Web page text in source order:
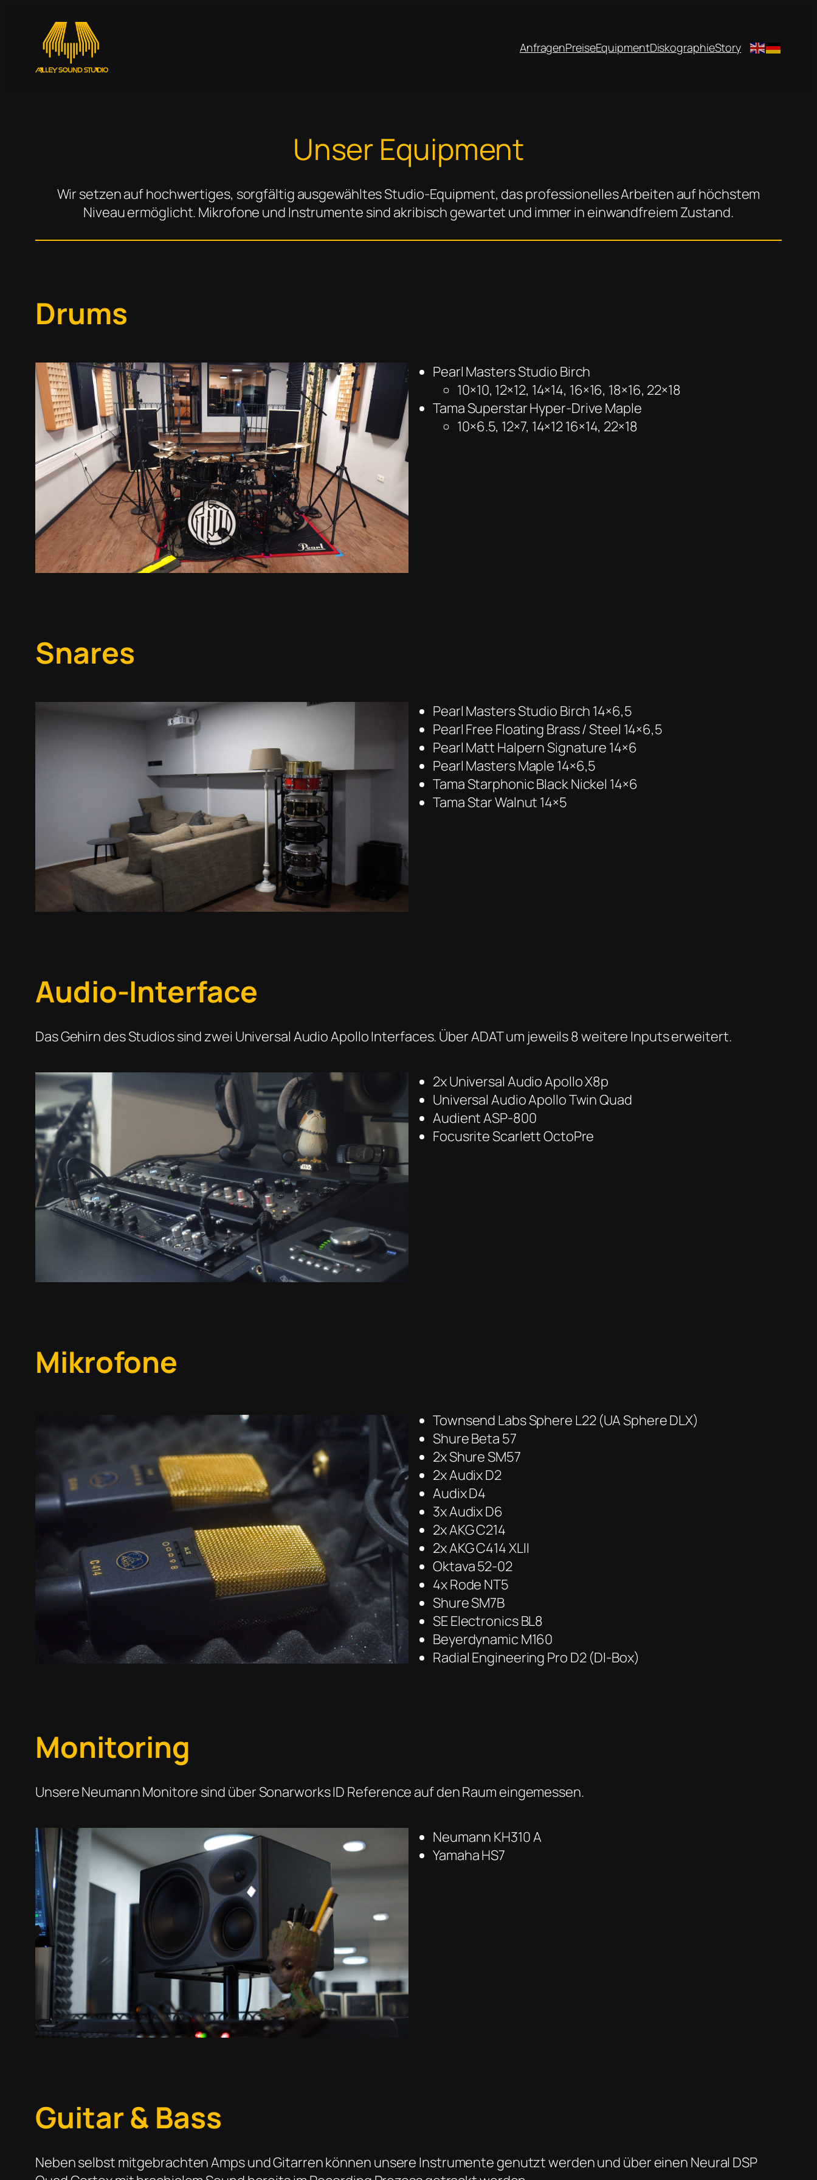
springen
AnfragenPreiseEquipmentDiskographieStory
Unser Equipment
Wir setzen auf hochwertiges, sorgfältig ausgewähltes Studio-Equipment, das professionelles Arbeiten auf höchstem
Niveau ermöglicht. Mikrofone und Instrumente sind akribisch gewartet und immer in einwandfreiem Zustand.
Drums
Pearl Masters Studio Birch
10×10, 12×12, 14×14, 16×16, 18×16, 22×18
Tama Superstar Hyper-Drive Maple
10×6.5, 12×7, 14×12 16×14, 22×18
Snares
Pearl Masters Studio Birch 14×6,5
Pearl Free Floating Brass / Steel 14×6,5
Pearl Matt Halpern Signature 14×6
Pearl Masters Maple 14×6,5
Tama Starphonic Black Nickel 14×6
Tama Star Walnut 14×5
Audio-Interface
Das Gehirn des Studios sind zwei Universal Audio Apollo Interfaces. Über ADAT um jeweils 8 weitere Inputs erweitert.
2x Universal Audio Apollo X8p
Universal Audio Apollo Twin Quad
Audient ASP-800
Focusrite Scarlett OctoPre
Mikrofone
Townsend Labs Sphere L22 (UA Sphere DLX)
Shure Beta 57
2x Shure SM57
2x Audix D2
Audix D4
3x Audix D6
2x AKG C214
2x AKG C414 XLII
Oktava 52-02
4x Rode NT5
Shure SM7B
SE Electronics BL8
Beyerdynamic M160
Radial Engineering Pro D2 (DI-Box)
Monitoring
Unsere Neumann Monitore sind über Sonarworks ID Reference auf den Raum eingemessen.
Neumann KH310 A
Yamaha HS7
Guitar & Bass
Neben selbst mitgebrachten Amps und Gitarren können unsere Instrumente genutzt werden und über einen Neural DSP